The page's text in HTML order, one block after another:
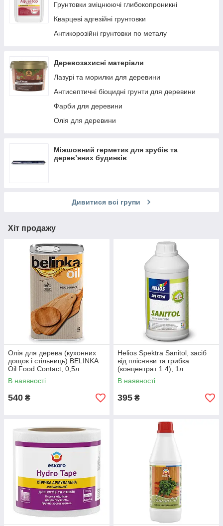
Грунтовки зміцнюючі глибокопроникні
Кварцеві адгезійні грунтовки
Антикорозійні грунтовки по металу
Деревозахисні матеріали
Лазурі та морилки для деревини
Антисептичні біоцидні грунти для деревини
Фарби для деревини
Олія для деревини
Міжшовний герметик для зрубів та
дерев’яних будинків
Дивитися всі групи
Хіт продажу
Олія для дерева (кухонних
дощок і стільниць) BELINKA
Oil Food Contact, 0,5л
В наявності
540 ₴
Helios Spektra Sanitol, засіб
від плісняви та грибка
(концентрат 1:4), 1л
В наявності
395 ₴